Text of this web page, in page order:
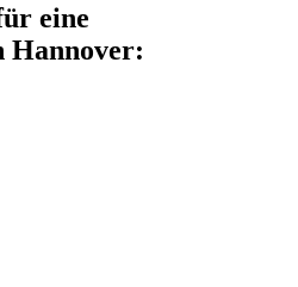
eine
Hannover: